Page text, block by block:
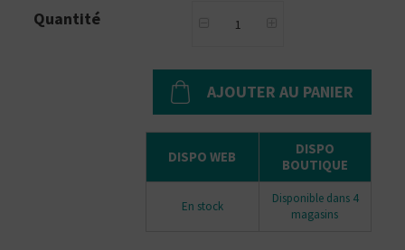
Quantité
AJOUTER AU PANIER
DISPO WEB
DISPO
BOUTIQUE
En stock
Disponible dans 4
magasins